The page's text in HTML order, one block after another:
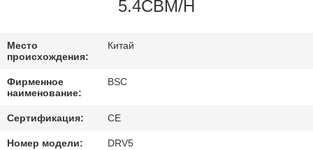
СВЯЖИТЕСЬ
С
НАМИ
5.4CBM/H
Место
происхождения:
Китай
Фирменное
наименование:
BSC
Сертификация: CE
Номер модели: DRV5